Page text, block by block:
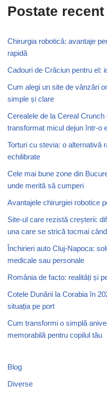
Postate recent
Chirurgia robotică: avantaje
rapidă
Cadouri de Crăciun pentru el:
Cum alegi un site de vânzări
simple și clare
Cerealele de la Cereal
transformat micul dejun într-o
Torturi cu stevia: o alternativă
echilibrate
Cele mai bune zone din
unde merită să cumperi
Avantajele chirurgiei robotice
Site-ul care rezistă creșterii:
una care se strică tocmai
Închirieri auto Cluj-Napoca:
medicale sau personale
România de facto: realități și
Cotele Dunării la Corabia în
situația pe port
Cum transformi o simplă
memorabilă pentru copilul tău
Blog
Diverse